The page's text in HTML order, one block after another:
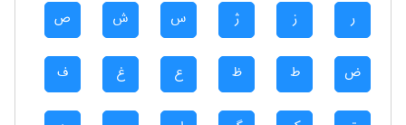
ر ز ژ س ش ص
ض ط ظ ع غ ف